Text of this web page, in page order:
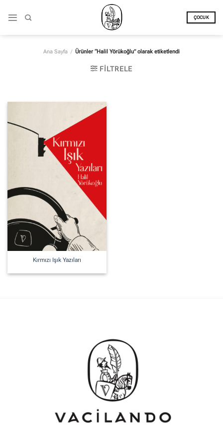
atla
ÇOCUK
Ana Sayfa / Ürünler “Halil Yörükoğlu” olarak etiketlendi
FILTRELE
Kırmızı Işık Yazıları